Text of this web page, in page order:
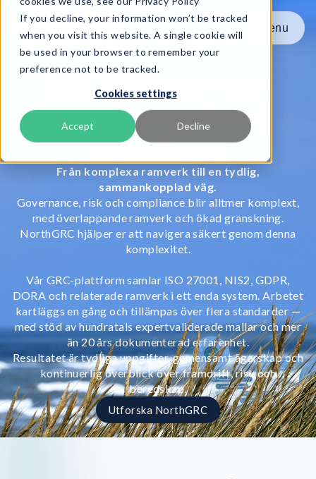
If you decline, your information won’t be tracked
when you visit this website. A single cookie will
be used in your browser to remember your
preference not to be tracked.
Cookies settings
Accept Decline
Menu
Menu
Produkt
Tjänster
Resurser
Om oss
Book Demo
Era vägvisare inom
Governance, Risk &
Compliance
Från komplexa ramverk till en tydlig,
sammankopplad väg.
Governance, risk och compliance blir alltmer komplext,
med överlappande ramverk och ökad granskning.
NorthGRC hjälper er att navigera säkert genom denna
komplexitet.
Vår GRC-plattform samlar ISO 27001, NIS2, GDPR,
DORA och relaterade ramverk i ett enda system. Arbetet
kartläggs en gång och tillämpas över flera standarder —
med stöd av hundratals expertvaliderade mallar och mer
än 20 års dokumenterad erfarenhet.
Resultatet är tydliga uppgifter, gemensamt ägarskap och
kontinuerlig överblick över framdrift, risk och
beredskap.
Utforska NorthGRC